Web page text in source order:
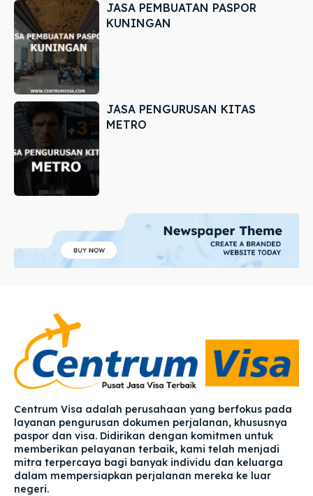
JASA PEMBUATAN PASPOR
KUNINGAN
JASA PENGURUSAN KITAS
METRO
Centrum Visa adalah perusahaan yang berfokus pada
layanan pengurusan dokumen perjalanan, khususnya
paspor dan visa. Didirikan dengan komitmen untuk
memberikan pelayanan terbaik, kami telah menjadi
mitra terpercaya bagi banyak individu dan keluarga
dalam mempersiapkan perjalanan mereka ke luar
negeri.